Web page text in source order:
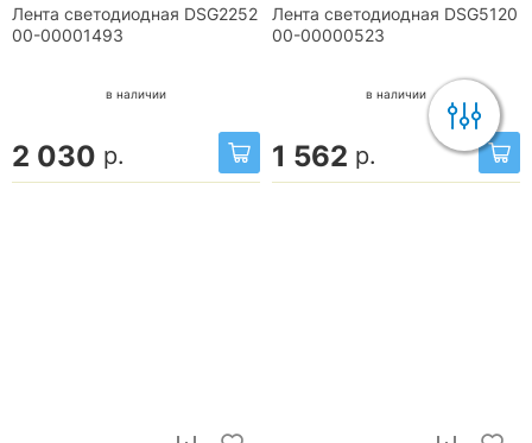
Лента светодиодная DSG2252
00-00001493
в наличии
2 030 р.
Лента светодиодная DSG5120
00-00000523
в наличии
1 562 р.